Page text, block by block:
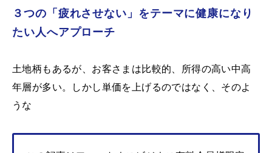
３つの「疲れさせない」をテーマに健康になり
たい人へアプローチ
土地柄もあるが、お客さまは比較的、所得の高い中高
年層が多い。しかし単価を上げるのではなく、そのよ
うな